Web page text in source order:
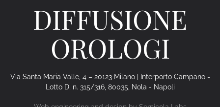
DIFFUSIONE
OROLOGI
Via Santa Maria Valle, 4 – 20123 Milano | Interporto Campano -
Lotto D, n. 315/316, 80035, Nola - Napoli